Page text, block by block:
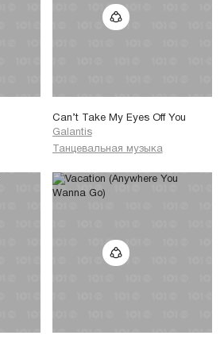
Can’t Take My Eyes Off You
Galantis
Танцевальная музыка